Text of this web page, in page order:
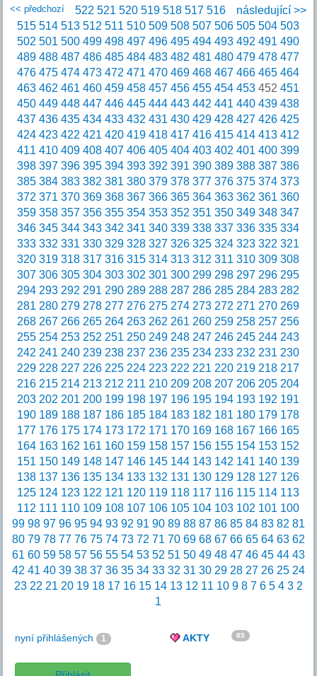
<< předchozí následující >>
522 521 520 519 518 517 516
515 514 513 512 511 510 509 508 507 506 505 504 503
502 501 500 499 498 497 496 495 494 493 492 491 490
489 488 487 486 485 484 483 482 481 480 479 478 477
476 475 474 473 472 471 470 469 468 467 466 465 464
463 462 461 460 459 458 457 456 455 454 453 452451
450 449 448 447 446 445 444 443 442 441 440 439 438
437 436 435 434 433 432 431 430 429 428 427 426 425
424 423 422 421 420 419 418 417 416 415 414 413 412
411 410 409 408 407 406 405 404 403 402 401 400 399
398 397 396 395 394 393 392 391 390 389 388 387 386
385 384 383 382 381 380 379 378 377 376 375 374 373
372 371 370 369 368 367 366 365 364 363 362 361 360
359 358 357 356 355 354 353 352 351 350 349 348 347
346 345 344 343 342 341 340 339 338 337 336 335 334
333 332 331 330 329 328 327 326 325 324 323 322 321
320 319 318 317 316 315 314 313 312 311 310 309 308
307 306 305 304 303 302 301 300 299 298 297 296 295
294 293 292 291 290 289 288 287 286 285 284 283 282
281 280 279 278 277 276 275 274 273 272 271 270 269
268 267 266 265 264 263 262 261 260 259 258 257 256
255 254 253 252 251 250 249 248 247 246 245 244 243
242 241 240 239 238 237 236 235 234 233 232 231 230
229 228 227 226 225 224 223 222 221 220 219 218 217
216 215 214 213 212 211 210 209 208 207 206 205 204
203 202 201 200 199 198 197 196 195 194 193 192 191
190 189 188 187 186 185 184 183 182 181 180 179 178
177 176 175 174 173 172 171 170 169 168 167 166 165
164 163 162 161 160 159 158 157 156 155 154 153 152
151 150 149 148 147 146 145 144 143 142 141 140 139
138 137 136 135 134 133 132 131 130 129 128 127 126
125 124 123 122 121 120 119 118 117 116 115 114 113
112 111 110 109 108 107 106 105 104 103 102 101 100
99 98 97 96 95 94 93 92 91 90 89 88 87 86 85 84 83 82 81
80 79 78 77 76 75 74 73 72 71 70 69 68 67 66 65 64 63 62
61 60 59 58 57 56 55 54 53 52 51 50 49 48 47 46 45 44 43
42 41 40 39 38 37 36 35 34 33 32 31 30 29 28 27 26 25 24
23 22 21 20 19 18 17 16 15 14 13 12 11 10 9 8 7 6 5 4 3 2
1
nyní přihlášených 1 AKTY 85